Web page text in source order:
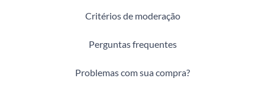
Critérios de moderação
Perguntas frequentes
Problemas com sua compra?